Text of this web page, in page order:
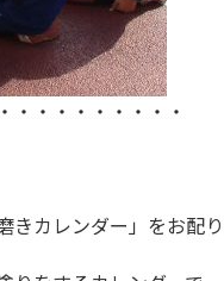
・・・・・・・・・
きカレンダー」をお配り